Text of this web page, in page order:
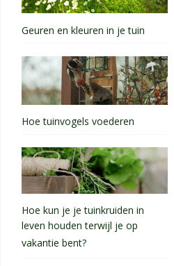
Geuren en kleuren in je tuin
Hoe tuinvogels voederen
Hoe kun je je tuinkruiden in
leven houden terwijl je op
vakantie bent?